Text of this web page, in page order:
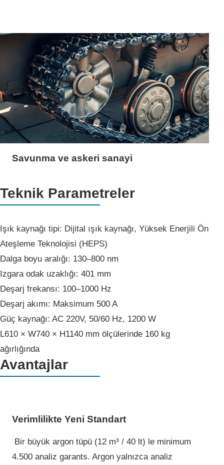
Savunma ve askeri sanayi
Teknik Parametreler
Işık kaynağı tipi: Dijital ışık kaynağı, Yüksek Enerjili Ön
Ateşleme Teknolojisi (HEPS)
Dalga boyu aralığı: 130–800 nm
Izgara odak uzaklığı: 401 mm
Deşarj frekansı: 100–1000 Hz
Deşarj akımı: Maksimum 500 A
Güç kaynağı: AC 220V, 50/60 Hz, 1200 W
L610 × W740 × H1140 mm ölçülerinde 160 kg
ağırlığında
Avantajlar
Ver­imli­l­ikte Yen­i Standart
Bi­r büyük argon tüpü (12 m³ / 40 lt) ­le mi­n­imum
4.500 anal­iz garant­s­. Argon yalnızca anali­z